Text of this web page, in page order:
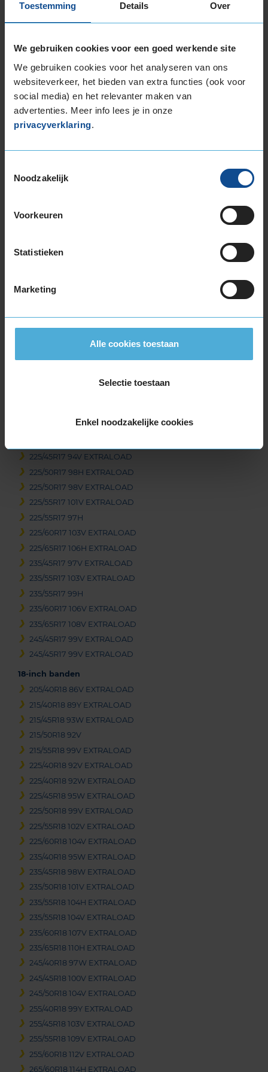
Toestemming Details Over
We gebruiken cookies voor een goed werkende site
We gebruiken cookies voor het analyseren van ons
websiteverkeer, het bieden van extra functies (ook voor
social media) en het relevanter maken van
advertenties. Meer info lees je in onze
privacyverklaring.
Noodzakelijk
Voorkeuren
Statistieken
Marketing
Alle cookies toestaan
Selectie toestaan
Enkel noodzakelijke cookies
Stikstof
3
Beschikbare bandenmaten
205/45R17 88V EXTRALOAD
215/40R17 87V EXTRALOAD
215/50R17 95V EXTRALOAD
225/45R17 91H
225/45R17 94V EXTRALOAD
225/50R17 98H EXTRALOAD
225/50R17 98V EXTRALOAD
225/55R17 101V EXTRALOAD
225/55R17 97H
225/60R17 103V EXTRALOAD
225/65R17 106H EXTRALOAD
235/45R17 97V EXTRALOAD
235/55R17 103V EXTRALOAD
235/55R17 99H
235/60R17 106V EXTRALOAD
235/65R17 108V EXTRALOAD
245/45R17 99V EXTRALOAD
245/45R17 99V EXTRALOAD
18-inch banden
205/40R18 86V EXTRALOAD
215/40R18 89Y EXTRALOAD
215/45R18 93W EXTRALOAD
215/50R18 92V
215/55R18 99V EXTRALOAD
225/40R18 92V EXTRALOAD
225/40R18 92W EXTRALOAD
225/45R18 95W EXTRALOAD
225/50R18 99V EXTRALOAD
225/55R18 102V EXTRALOAD
225/60R18 104V EXTRALOAD
235/40R18 95W EXTRALOAD
235/45R18 98W EXTRALOAD
235/50R18 101V EXTRALOAD
235/55R18 104H EXTRALOAD
235/55R18 104V EXTRALOAD
235/60R18 107V EXTRALOAD
235/65R18 110H EXTRALOAD
245/40R18 97W EXTRALOAD
245/45R18 100V EXTRALOAD
245/50R18 104V EXTRALOAD
255/40R18 99Y EXTRALOAD
255/45R18 103V EXTRALOAD
255/55R18 109V EXTRALOAD
255/60R18 112V EXTRALOAD
265/60R18 114H EXTRALOAD